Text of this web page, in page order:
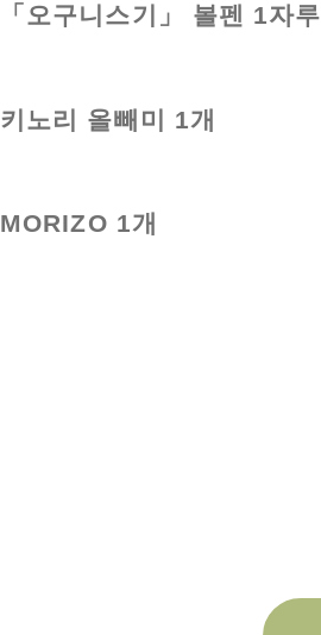
「오구니스기」 볼펜 1자루
키노리 올빼미 1개
MORIZO 1개